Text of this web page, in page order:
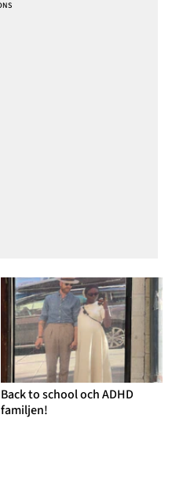
Back to school och ADHD
familjen!